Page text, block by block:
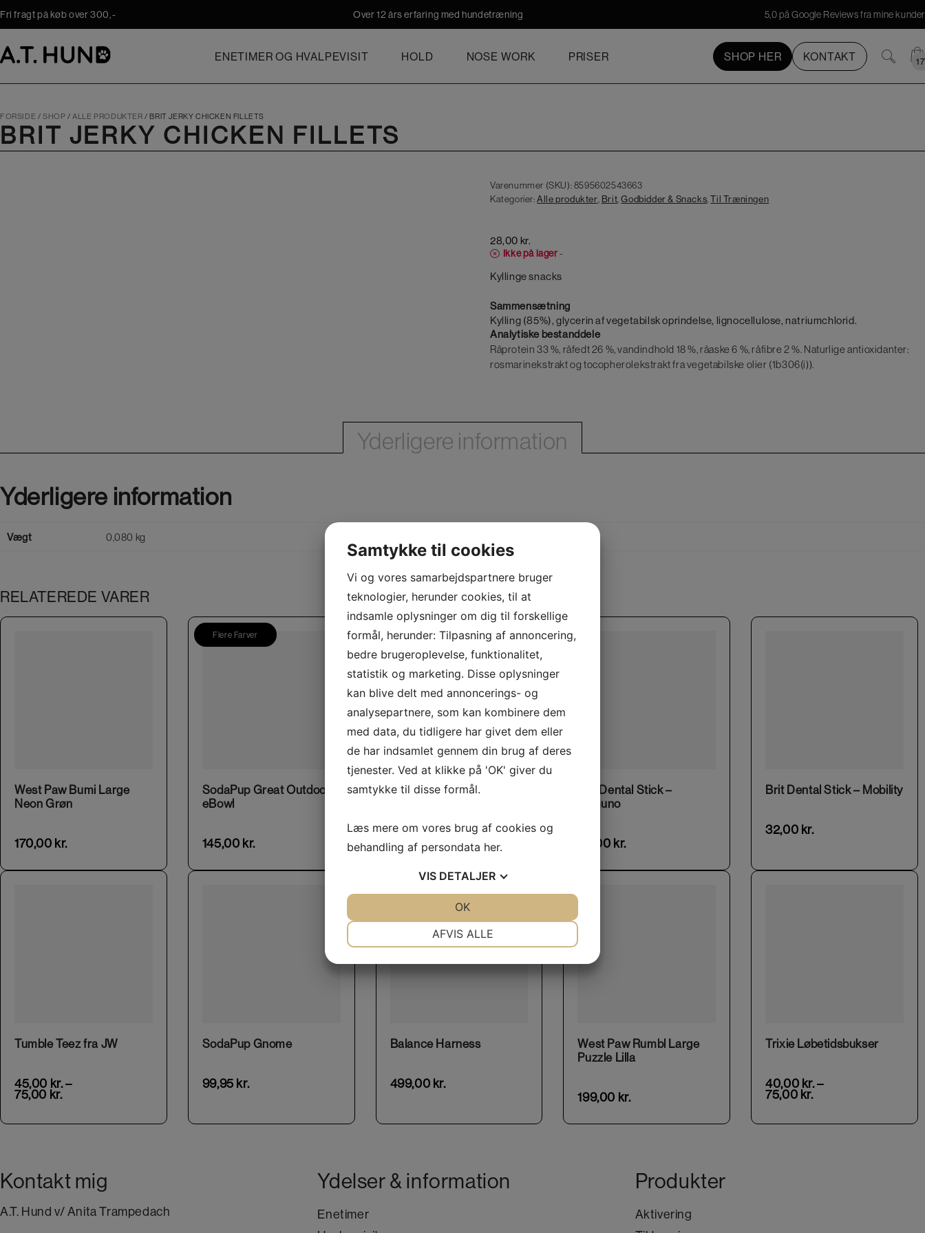
til
indholdet
Fri fragt på køb over 300,- Over 12 års erfaring med hundetræning 5,0 på Google Reviews fra mine kunder
ENETIMER OG HVALPEVISIT HOLD NOSE WORK PRISER SHOP HER KONTAKT 17
FORSIDE /SHOP /ALLE PRODUKTER /BRIT JERKY CHICKEN FILLETS
BRIT JERKY CHICKEN FILLETS
Varenummer (SKU):8595602543663
Kategorier:Alle produkter, Brit,Godbidder & Snacks,Til Træningen
28,00 kr.
Ikke på lager-
Kyllinge snacks
Sammensætning
Kylling (85%), glycerin af vegetabilsk oprindelse, lignocellulose, natriumchlorid.
Analytiske bestanddele
Råprotein 33 %, råfedt 26 %, vandindhold 18 %, råaske 6 %, råfibre 2 %. Naturlige antioxidanter:
rosmarinekstrakt og tocopherolekstrakt fra vegetabilske olier (1b306(i)).
Yderligere information
Yderligere information
Vægt 0,080 kg
RELATEREDE VARER
West Paw Bumi Large
Neon Grøn
170,00 kr.
Flere Farver
SodaPup Great Outdoor
eBowl
145,00 kr.
This product has multiple variants. The options may be chosen on the product page
Flere Smagsvarianter
Whesco Naturlige
27,50kr.
Brit Dental Stick –
Immuno
32,00 kr.
Brit Dental Stick – Mobility
32,00 kr.
Tumble Teez fra JW
45,00 kr.–
75,00 kr.
SodaPup Gnome
99,95 kr.
Balance Harness
499,00 kr.
West Paw Rumbl Large
Puzzle Lilla
199,00 kr.
Trixie Løbetidsbukser
40,00 kr.–
75,00 kr.
Kontakt mig
A.T. Hund v/ Anita Trampedach
Ydelser & information
Enetimer
Produkter
Aktivering
Samtykke til cookies
Vi og vores samarbejdspartnere bruger
teknologier, herunder cookies, til at
indsamle oplysninger om dig til forskellige
formål, herunder: Tilpasning af annoncering,
bedre brugeroplevelse, funktionalitet,
statistik og marketing. Disse oplysninger
kan blive delt med annoncerings- og
analysepartnere, som kan kombinere dem
med data, du tidligere har givet dem eller
de har indsamlet gennem din brug af deres
tjenester. Ved at klikke på 'OK' giver du
samtykke til disse formål.
Læs mere om vores brug af cookies og
behandling af persondata her.
VIS DETALJER
AFVIS ALLE
OK